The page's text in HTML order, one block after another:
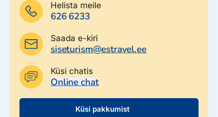
Helista meile
626 6233
Saada e-kiri
siseturism@estravel.ee
Küsi chatis
Online chat
Küsi pakkumist